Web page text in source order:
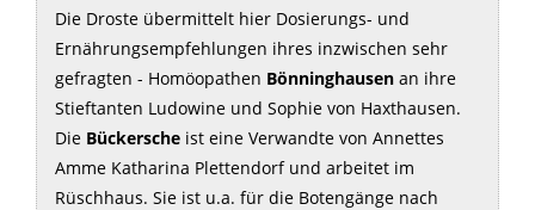
Die Droste übermittelt hier Dosierungs- und
Ernährungsempfehlungen ihres inzwischen sehr
gefragten - Homöopathen Bönninghausen an ihre
Stieftanten Ludowine und Sophie von Haxthausen.
Die Bückersche ist eine Verwandte von Annettes
Amme Katharina Plettendorf und arbeitet im
Rüschhaus. Sie ist u.a. für die Botengänge nach